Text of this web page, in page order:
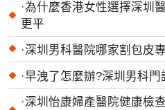
·為什麼香港女性選擇深圳
更平
·深圳男科醫院哪家割包皮
·早洩了怎麼辦?深圳男科門
·深圳怡康婦產醫院健康檢